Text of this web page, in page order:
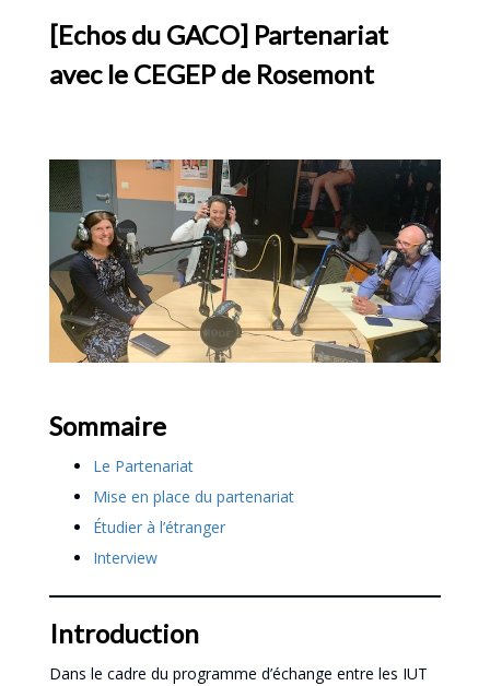
[Echos du GACO] Partenariat
avec le CEGEP de Rosemont
Sommaire
Le Partenariat
Mise en place du partenariat
Étudier à l’étranger
Interview
Introduction
Dans le cadre du programme d’échange entre les IUT